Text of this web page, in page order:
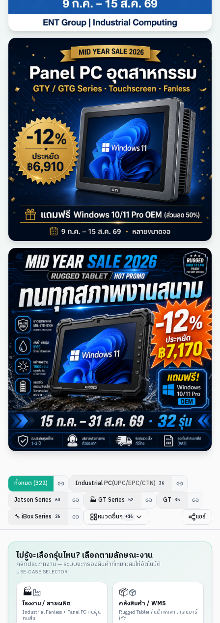
ทั้งหมด (322) Industrial PC(UPC/EPC/CTN) 36
Jetson Series 60 🏭 GT Series 52 GT 35
🔧 iBox Series 26 หมวดอื่นๆ +16 แชร์
ไม่รู้จะเลือกรุ่นไหน? เลือกตามลักษณะงาน
คลิกประเภทงาน — ระบบจะกรองสินค้าที่เหมาะสมให้อัตโนมัติ
USE-CASE SELECTOR
🏭
โรงงาน / สายผลิต
Industrial Fanless + Panel PC ทนฝุ่น
ทนสั่น
📦
คลังสินค้า / WMS
Rugged Tablet กันน้ำ พกพา สแกนบาร์
โค้ด